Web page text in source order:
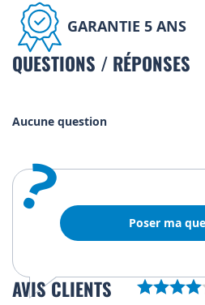
GARANTIE 5 ANS
QUESTIONS / RÉPONSES
Aucune question
? Poser ma
AVIS CLIENTS